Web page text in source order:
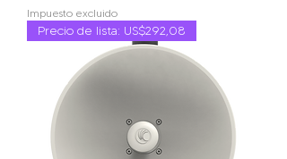
Impuesto excluido
Precio de lista: US$292,08